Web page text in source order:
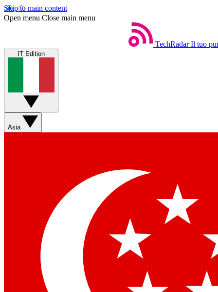
Skip to main content
Open menu Close main menu
TechRadar Il tuo
IT Edition
Asia